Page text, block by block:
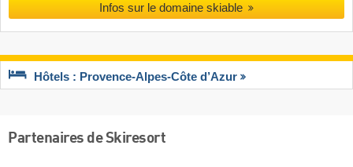
Infos sur le domaine skiable
Hôtels : Provence-Alpes-Côte d’Azur
Partenaires de Skiresort